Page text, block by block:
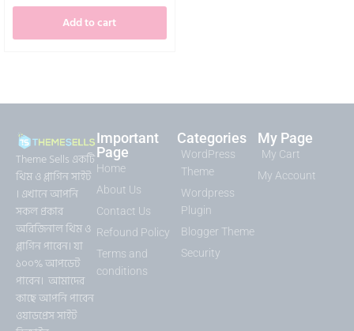
Add to cart
Theme Sells একটি
থিম ও প্লাগিন সাইট
। এখানে আপনি
সকল প্রকার
অরিজিনাল থিম ও
প্লাগিন পাবেন। যা
১০০% আপডেট
পাবেন। আমাদের
কাছে আপনি পাবেন
ওয়াডপ্রেস সাইট
Important
Page
Home
About Us
Contact Us
Refound Policy
Terms and
conditions
Categories
WordPress
Theme
Wordpress
Plugin
Blogger Theme
Security
My Page
My Cart
My Account